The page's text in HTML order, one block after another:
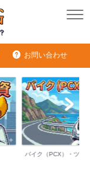
お問い合わせ
シニアライフ・日記